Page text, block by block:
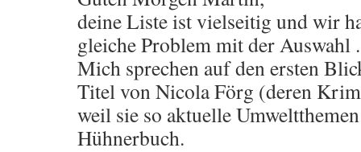
deine Liste ist vielseitig und wir
gleiche Problem mit der Auswahl .
Mich sprechen auf den ersten
Titel von Nicola Förg (deren
weil sie so aktuelle
Hühnerbuch.